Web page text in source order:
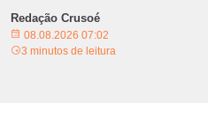
Redação Crusoé
08.08.2026 07:02
3 minutos de leitura